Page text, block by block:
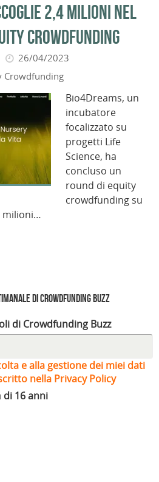
2,4 milioni nel
crowdfunding
26/04/2023
Crowdfunding
Bio4Dreams, un
incubatore
focalizzato su
progetti Life
Science, ha
concluso un
round di equity
crowdfunding su
milioni…
di Crowdfunding Buzz
di Crowdfunding Buzz
e alla gestione dei miei dati
nella Privacy Policy
di 16 anni